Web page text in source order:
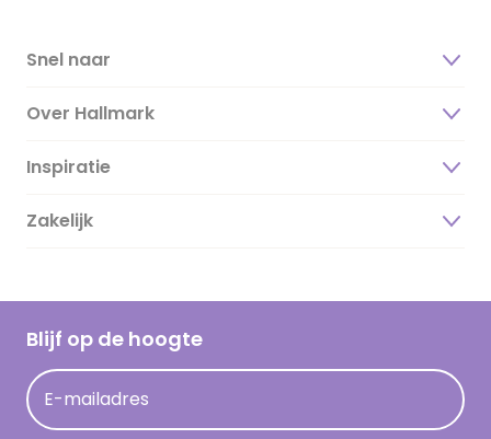
Snel naar
Over Hallmark
Over ons
Duurzaamheid
Hallmark Kaartclub
Acties
Persberichten
Inspiratie
Magazine
Cadeau inspiratie
Kaartinspiratie
Zakelijk
Blijf op de hoogte
E-mailadres